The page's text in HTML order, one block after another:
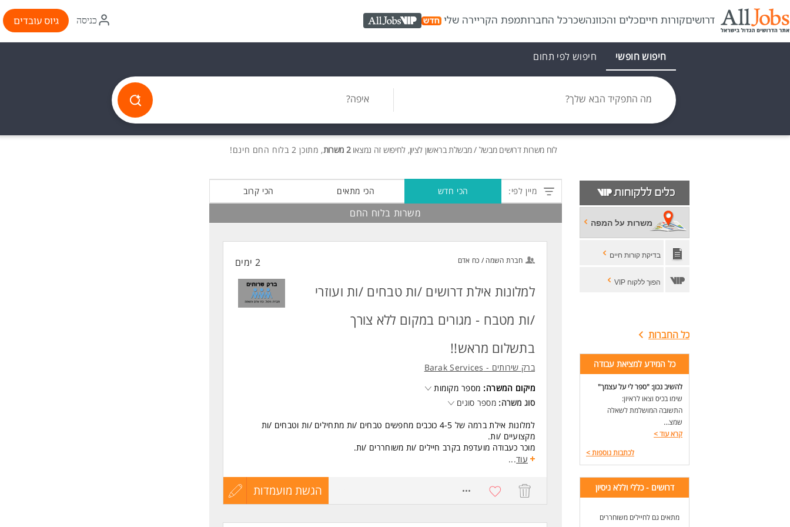
דרושיםקורות חייםכלים והכוונהשכרכל החברותמפת הקריירה שלי AllJobs VIP
איקון
התחברות
כניסה גיוס עובדים
חיפוש חופשי חיפוש לפי תחום
מה התפקיד הבא שלך? איפה?
לוח משרותדרושים מבשל / מבשלת בראשון לציון, לחיפוש זה נמצאו2 משרות , מתוכן 2 בלוח החם חינם!
משרות על המפה
בדיקת קורות חיים
הפוך ללקוח VIP
כל החברות
כל המידע למציאת עבודה
להשיב נכון: "ספר לי על עצמך"
שימו בכיס וצאו לראיון:
התשובה המושלמת לשאלה
שמצ...
קרא עוד>
לכתבות נוספות>
דרושים - כללי וללא ניסיון
מתאים גם לחיילים משוחררים
מיין לפי: הכי חדש הכי מתאים הכי קרוב
משרות בלוח החם
חברת השמה / כח אדם 2 ימים
למלונות אילת דרושים /ות טבחים /ות ועוזרי
/ות מטבח - מגורים במקום ללא צורך
בתשלום מראש!!
ברק שירותים - Barak Services
מיקום המשרה: מספר מקומות
סוג משרה: מספר סוגים
למלונות אילת ברמה של 4-5 כוכבים מחפשים טבחים /ות מתחילים /ות וטבחים /ות
מקצועיים /ות.
מוכר כעבודה מועדפת בקרב חיילים /ות משוחררים /ות.
אנו מציעים:
מגורים מסובסדים באילת- ללא צורך בתשלום מראש/צ'קים.
מקדמות שכר מדי שבוע
עוד...
הגשת מועמדות
עדכון